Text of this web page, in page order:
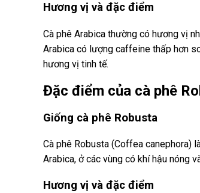
Hương vị và đặc điểm
Cà phê Arabica thường có hương vị
Arabica có lượng caffeine thấp hơn
hương vị tinh tế.
Đặc điểm của cà phê
Giống cà phê Robusta
Cà phê Robusta (Coffea canephora)
Arabica, ở các vùng có khí hậu nóng
Hương vị và đặc điểm